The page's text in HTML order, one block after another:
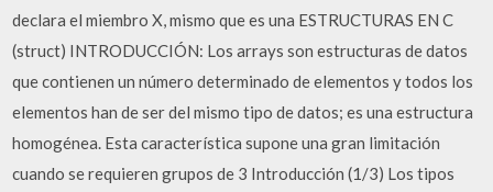
declara el miembro X, mismo que es una ESTRUCTURAS EN C
(struct) INTRODUCCIÓN: Los arrays son estructuras de datos
que contienen un número determinado de elementos y todos los
elementos han de ser del mismo tipo de datos; es una estructura
homogénea. Esta característica supone una gran limitación
cuando se requieren grupos de 3 Introducción (1/3) Los tipos